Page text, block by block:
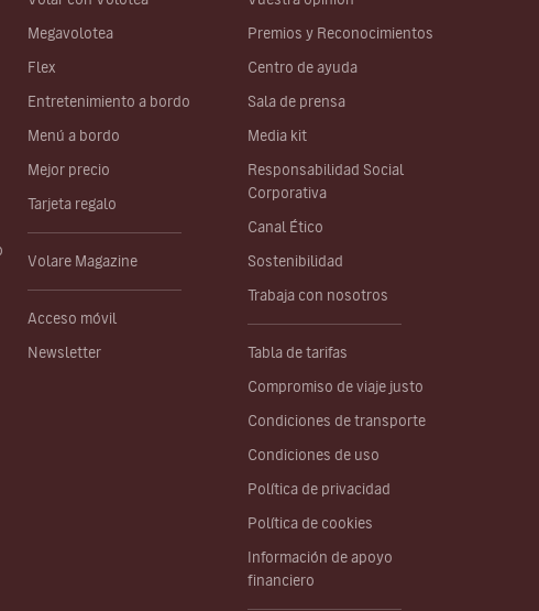
Megavolotea
Flex
Entretenimiento a bordo
Menú a bordo
Mejor precio
Tarjeta regalo
Volare Magazine
Acceso móvil
Newsletter
Premios y Reconocimientos
Centro de ayuda
Sala de prensa
Media kit
Responsabilidad Social
Corporativa
Canal Ético
Sostenibilidad
Trabaja con nosotros
Tabla de tarifas
Compromiso de viaje justo
Condiciones de transporte
Condiciones de uso
Política de privacidad
Política de cookies
Información de apoyo
financiero